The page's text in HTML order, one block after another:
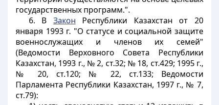
государственных программ.".
6. В Закон Республики Казахстан от 20
января 1993 г. "О статусе и социальной защите
военнослужащих и членов их семей"
(Ведомости Верховного Совета Республики
Казахстан, 1993 г., № 2, ст.32; № 18, ст.429; 1995 г.,
№ 20, ст.120; № 22, ст.133; Ведомости
Парламента Республики Казахстан, 1997 г., № 7,
ст.79):